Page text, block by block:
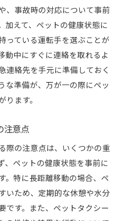
、事故時の対応について事前
加えて、ペットの健康状態に
っている運転手を選ぶことが
動中にすぐに連絡を取れるよ
連絡先を手元に準備しておく
な準備が、万が一の際にペッ
ります。
注意点
際の注意点は、いくつかの重
、ペットの健康状態を事前に
。特に長距離移動の場合、ペ
いため、定期的な休憩や水分
です。また、ペットタクシー